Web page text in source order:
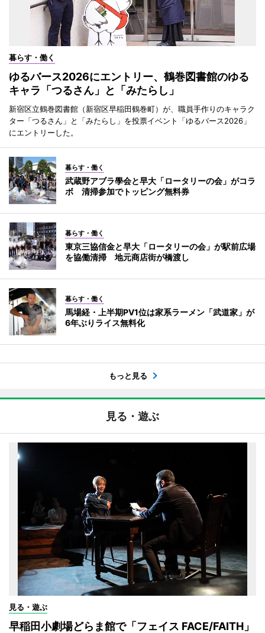
暮らす・働く
ゆるバース2026にエントリー、鶴巻図書館のゆる
キャラ「つるさん」と「みたらし」
新宿区立鶴巻図書館（新宿区早稲田鶴巻町）が、職員手作りのキャラク
ター「つるさん」と「みたらし」を投票イベント「ゆるバース2026」
にエントリーした。
暮らす・働く
武蔵野アブラ學会と早大「ロータリーの会」がコラ
ボ 清掃参加でトッピング無料券
暮らす・働く
東京三協信金と早大「ロータリーの会」が駅前広場
を協働清掃 地元商店街が橋渡し
暮らす・働く
馬場経・上半期PV1位は家系ラーメン「武道家」が
6年ぶりライス無料化
もっと見る
見る・遊ぶ
見る・遊ぶ
早稲田小劇場どらま館で「フェイス FACE/FAITH」